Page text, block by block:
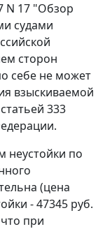
N 17 "Обзор
судами
сторон
себе не может
взыскиваемой
статьей 333
неустойки по
(цена
- 47345 руб.
при